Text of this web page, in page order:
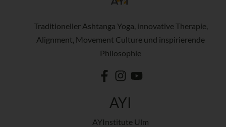
Traditioneller Ashtanga Yoga, innovative Therapie,
Alignment, Movement Culture und inspirierende
Philosophie
AYI
AYInstitute Ulm